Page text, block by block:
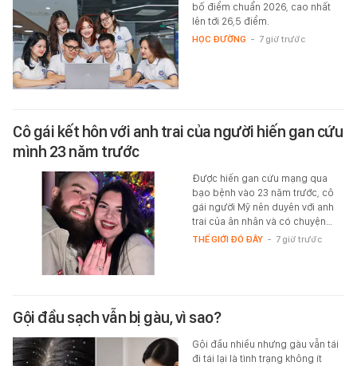
bố điểm chuẩn 2026, cao nhất
lên tới 26,5 điểm.
HỌC ĐƯỜNG - 7 giờ trước
Cô gái kết hôn với anh trai của người hiến gan cứu
mình 23 năm trước
Được hiến gan cứu mạng qua
bạo bệnh vào 23 năm trước, cô
gái người Mỹ nên duyên với anh
trai của ân nhân và có chuyện…
THẾ GIỚI ĐÓ ĐÂY - 7 giờ trước
Gội đầu sạch vẫn bị gàu, vì sao?
Gội đầu nhiều nhưng gàu vẫn tái
đi tái lại là tình trạng không ít